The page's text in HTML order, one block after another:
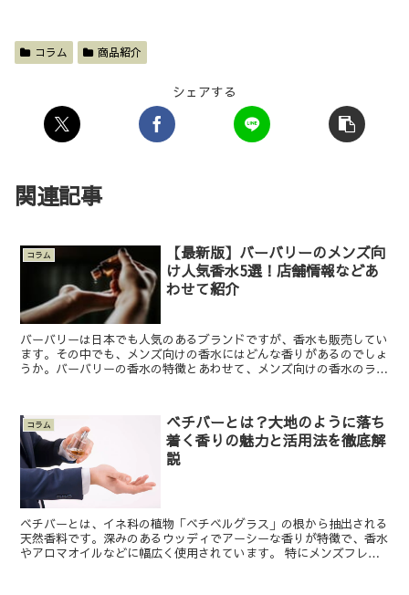
コラム 商品紹介
シェアする
関連記事
コラム
【最新版】バーバリーのメンズ向
け人気香水5選！店舗情報などあ
わせて紹介
バーバリーは日本でも人気のあるブランドですが、香水も販売してい
ます。その中でも、メンズ向けの香水にはどんな香りがあるのでしょ
うか。バーバリーの香水の特徴とあわせて、メンズ向けの香水のライ
コラム
ベチバーとは？大地のように落ち
着く香りの魅力と活用法を徹底解
説
ベチバーとは、イネ科の植物「ベチベルグラス」の根から抽出される
天然香料です。深みのあるウッディでアーシーな香りが特徴で、香水
やアロマオイルなどに幅広く使用されています。 特にメンズフレグ